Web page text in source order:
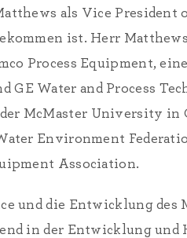
als Vice President
ist. Herr
Process Equipment,
Water and Process
McMaster University in
Environment
Association.
und die Entwicklung des
in der Entwicklung und